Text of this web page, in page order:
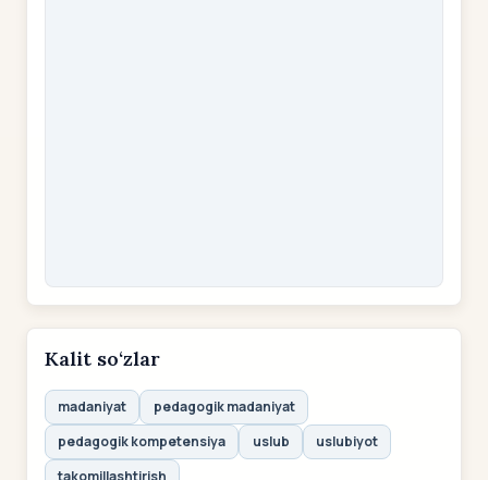
Kalit so‘zlar
madaniyat
pedagogik madaniyat
pedagogik kompetensiya
uslub
uslubiyot
takomillashtirish